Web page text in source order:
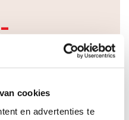
cookies
en advertenties te
this model